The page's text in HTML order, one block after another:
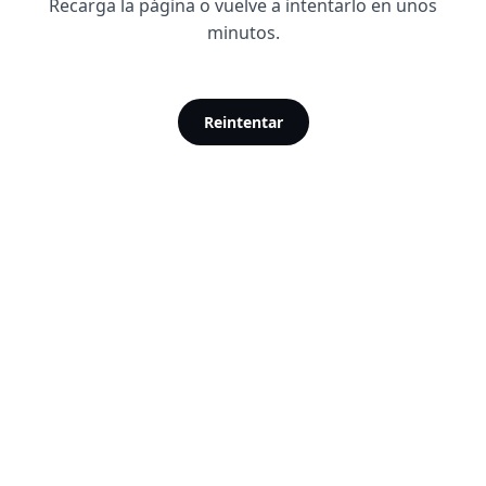
Recarga la página o vuelve a intentarlo en unos
minutos.
Reintentar